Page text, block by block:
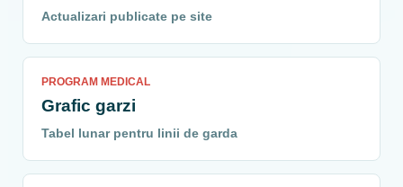
Actualizari publicate pe site
PROGRAM MEDICAL
Grafic garzi
Tabel lunar pentru linii de garda